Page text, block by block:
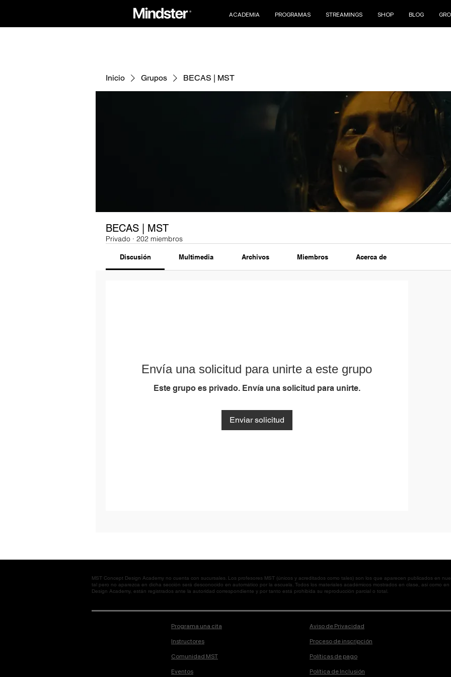
ACADEMIA PROGRAMAS STREAMINGS SHOP BLOG
Inicio Grupos BECAS | MST
BECAS | MST
Privado · 202 miembros
Discusión Multimedia Archivos Miembros Acerca de
Envía una solicitud para unirte a este grupo
Este grupo es privado. Envía una solicitud para unirte.
Enviar solicitud
MST Concept Design Academy no cuenta con sucursales. Los profesores MST (únicos y acreditados como tales) son los que aparecen publicados en
tal pero no aparezca en dicha sección será desconocido en automático por la escuela. Todos los materiales académicos mostrados en clase, así como
Design Academy, están registrados ante la autoridad correspondiente y por tanto está prohibida su reproducción parcial o total.
Programa una cita
Instructores
Comunidad MST
Eventos
Aviso de Privacidad
Proceso de inscripción
Políticas de pago
Política de Inclusión